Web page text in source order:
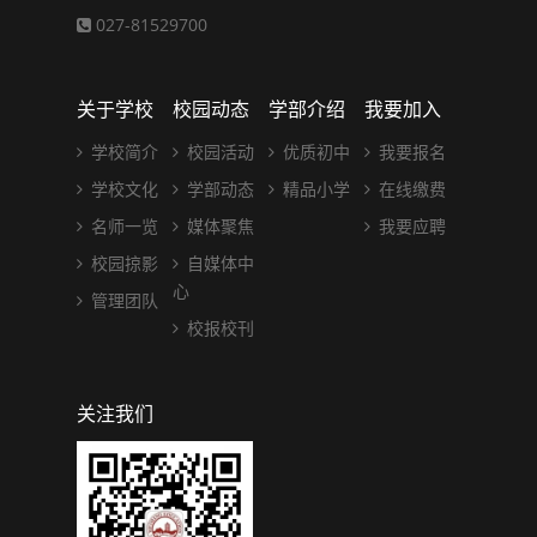
027-81529700
关于学校
学校简介
学校文化
名师一览
校园掠影
管理团队
校园动态
校园活动
学部动态
媒体聚焦
自媒体中
心
校报校刊
学部介绍
优质初中
精品小学
我要加入
我要报名
在线缴费
我要应聘
关注我们